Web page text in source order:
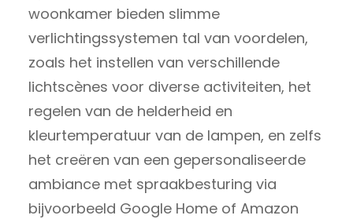
woonkamer bieden slimme
verlichtingssystemen tal van voordelen,
zoals het instellen van verschillende
lichtscènes voor diverse activiteiten, het
regelen van de helderheid en
kleurtemperatuur van de lampen, en zelfs
het creëren van een gepersonaliseerde
ambiance met spraakbesturing via
bijvoorbeeld Google Home of Amazon